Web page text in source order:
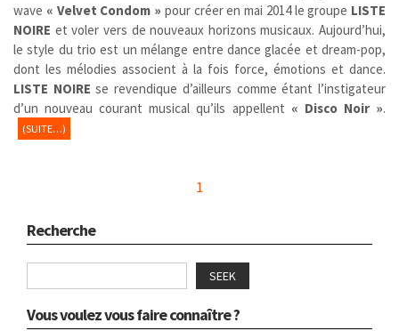
wave « Velvet Condom » pour créer en mai 2014 le groupe LISTE
NOIRE et voler vers de nouveaux horizons musicaux. Aujourd’hui,
le style du trio est un mélange entre dance glacée et dream-pop,
dont les mélodies associent à la fois force, émotions et dance.
LISTE NOIRE se revendique d’ailleurs comme étant l’instigateur
d’un nouveau courant musical qu’ils appellent « Disco Noir ».
(SUITE…)
1
Recherche
SEEK
Vous voulez vous faire connaître ?